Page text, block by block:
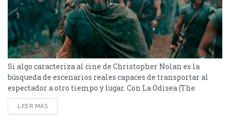
Si algo caracteriza al cine de Christopher Nolan es la
búsqueda de escenarios reales capaces de transportar al
espectador a otro tiempo y lugar. Con La Odisea (The
Odyssey), el director volvió a apostar por paisajes
imponentes para recrear el viaje de Odiseo. El rodaje se
LEER MÁS